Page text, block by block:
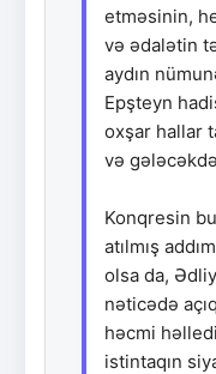
etməsinin,
və ədalətin
aydın
Epşteyn
oxşar hallar
və
Konqresin
atılmış
olsa da,
nəticədə
həcmi
istintaqın